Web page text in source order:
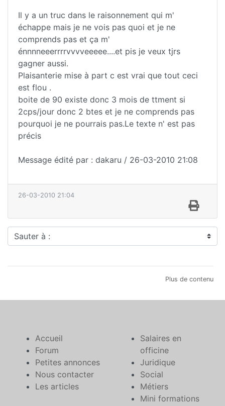
Il y a un truc dans le raisonnement qui m'
échappe mais je ne vois pas quoi et je ne
comprends pas et ça m'
énnnneeerrrrvvvveeeee....et pis je veux tjrs
gagner aussi.
Plaisanterie mise à part c est vrai que tout ceci
est flou .
boite de 90 existe donc 3 mois de ttment si
2cps/jour donc 2 btes et je ne comprends pas
pourquoi je ne pourrais pas.Le texte n' est pas
précis
Message édité par : dakaru / 26-03-2010 21:08
26-03-2010 21:04
Sauter à :
Plus de contenu
Accueil
Forum
Petites annonces
Nous contacter
Les articles
Salaires en
officine
Juridique
Social
Métiers
Mini formations